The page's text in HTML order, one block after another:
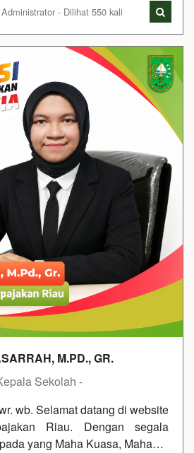
- Dilihat 550 kali
M.PD., GR.
Sekolah -
wb. Selamat datang di website
Riau. Dengan segala
yang Maha Kuasa, Maha…